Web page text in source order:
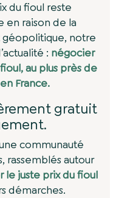
du fioul reste
en raison de la
notre
: négocier
au plus près de
France.
gratuit
communauté
rassemblés autour
le juste prix du fioul
démarches.